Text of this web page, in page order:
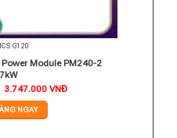
G120
Module PM240-2
Giá
là:
6.246.000 VNĐ.
3.747.000VNĐGiá
NGAY